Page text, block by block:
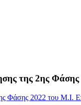
της 2ης Φάσης